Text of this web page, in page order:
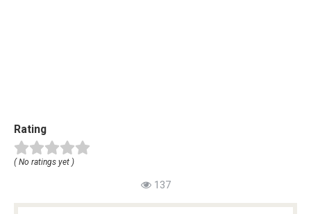
Rating
( No ratings yet )
137